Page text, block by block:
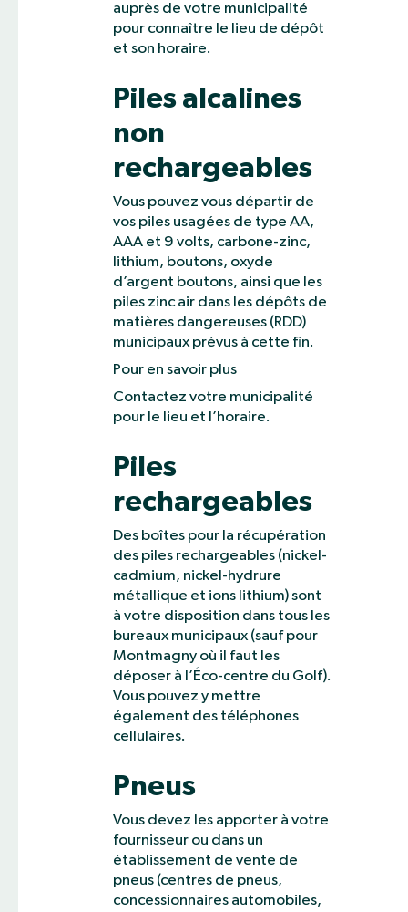
auprès de votre municipalité
pour connaître le lieu de dépôt
et son horaire.
Piles alcalines
non
rechargeables
Vous pouvez vous départir de
vos piles usagées de type AA,
AAA et 9 volts, carbone-zinc,
lithium, boutons, oxyde
d’argent boutons, ainsi que les
piles zinc air dans les dépôts de
matières dangereuses (RDD)
municipaux prévus à cette fin.
Pour en savoir plus
Contactez votre municipalité
pour le lieu et l’horaire.
Piles
rechargeables
Des boîtes pour la récupération
des piles rechargeables (nickel-
cadmium, nickel-hydrure
métallique et ions lithium) sont
à votre disposition dans tous les
bureaux municipaux (sauf pour
Montmagny où il faut les
déposer à l’Éco-centre du Golf).
Vous pouvez y mettre
également des téléphones
cellulaires.
Pneus
Vous devez les apporter à votre
fournisseur ou dans un
établissement de vente de
pneus (centres de pneus,
concessionnaires automobiles,